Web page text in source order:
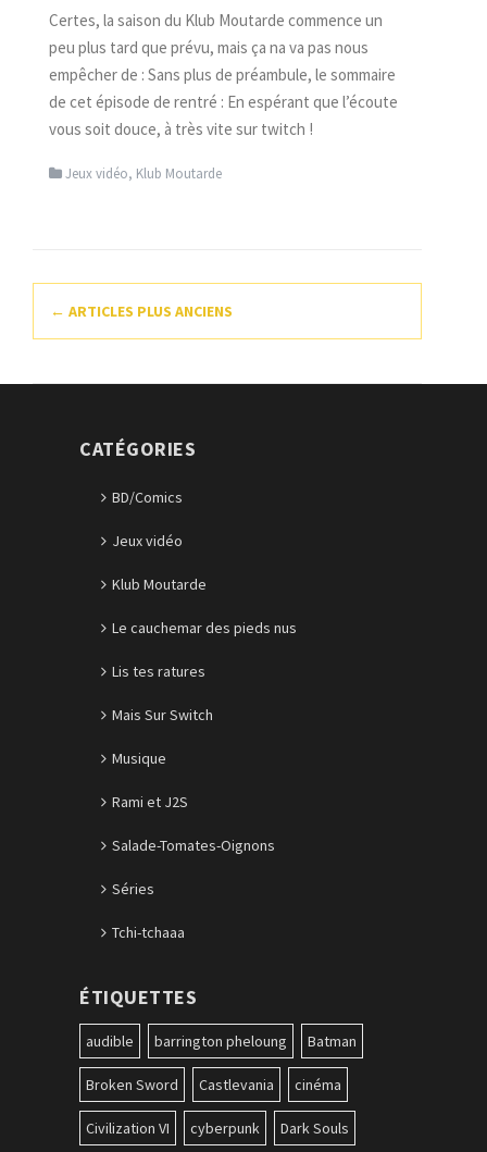
Certes, la saison du Klub Moutarde commence un
peu plus tard que prévu, mais ça na va pas nous
empêcher de : Sans plus de préambule, le sommaire
de cet épisode de rentré : En espérant que l’écoute
vous soit douce, à très vite sur twitch !
Jeux vidéo, Klub Moutarde
Navigation
des
articles
← ARTICLES PLUS ANCIENS
CATÉGORIES
BD/Comics
Jeux vidéo
Klub Moutarde
Le cauchemar des pieds nus
Lis tes ratures
Mais Sur Switch
Musique
Rami et J2S
Salade-Tomates-Oignons
Séries
Tchi-tchaaa
ÉTIQUETTES
audible barrington pheloung Batman
Broken Sword Castlevania cinéma
Civilization VI cyberpunk Dark Souls